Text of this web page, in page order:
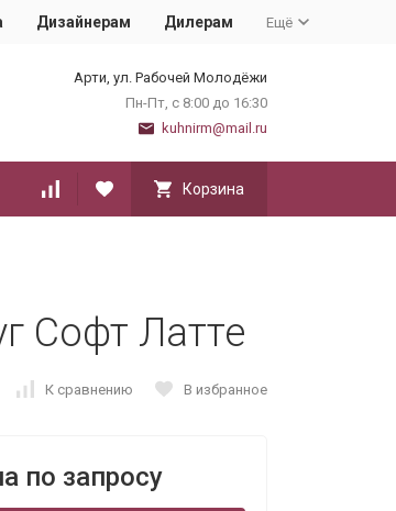
Дизайнерам Дилерам Ещё
Арти, ул. Рабочей Молодёжи
Пн-Пт, с 8:00 до 16:30
kuhnirm@mail.ru
Корзина
Софт Латте
К сравнению В избранное
по запросу